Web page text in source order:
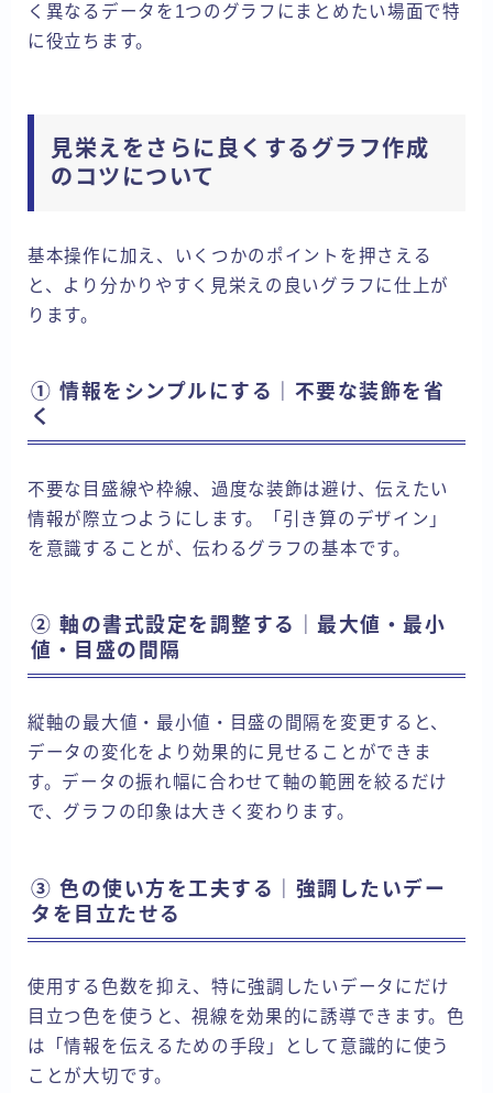
く異なるデータを1つのグラフにまとめたい場面で特
に役立ちます。
見栄えをさらに良くするグラフ作成
のコツについて
基本操作に加え、いくつかのポイントを押さえる
と、より分かりやすく見栄えの良いグラフに仕上が
ります。
① 情報をシンプルにする｜不要な装飾を省
く
不要な目盛線や枠線、過度な装飾は避け、伝えたい
情報が際立つようにします。「引き算のデザイン」
を意識することが、伝わるグラフの基本です。
② 軸の書式設定を調整する｜最大値・最小
値・目盛の間隔
縦軸の最大値・最小値・目盛の間隔を変更すると、
データの変化をより効果的に見せることができま
す。データの振れ幅に合わせて軸の範囲を絞るだけ
で、グラフの印象は大きく変わります。
③ 色の使い方を工夫する｜強調したいデー
タを目立たせる
使用する色数を抑え、特に強調したいデータにだけ
目立つ色を使うと、視線を効果的に誘導できます。色
は「情報を伝えるための手段」として意識的に使う
ことが大切です。